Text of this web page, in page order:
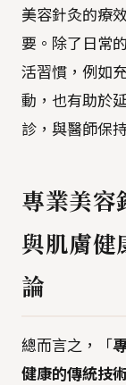
美容針灸的療
要。除了日常
活習慣，例如
動，也有助於
診，與醫師保
專業美容
與肌膚健
論
總而言之，「
健康的傳統技